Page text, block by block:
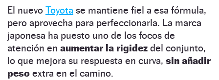
El nuevo Toyota se mantiene fiel a esa fórmula,
pero aprovecha para perfeccionarla. La marca
japonesa ha puesto uno de los focos de
atención en aumentar la rigidez del conjunto,
lo que mejora su respuesta en curva, sin añadir
peso extra en el camino.